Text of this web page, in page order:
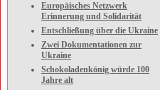
Europäisches Netzwerk
Erinnerung und Solidarität
Entschließung über die Ukraine
Zwei Dokumentationen zur
Ukraine
Schokoladenkönig würde 100
Jahre alt